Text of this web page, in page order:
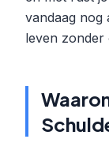
vandaag nog
leven zonder